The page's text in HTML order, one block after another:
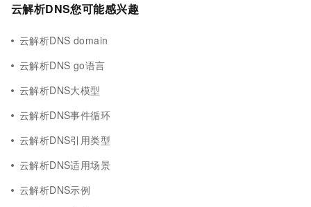
云解析DNS您可能感兴趣
云解析DNS domain
云解析DNS go语言
云解析DNS大模型
云解析DNS事件循环
云解析DNS引用类型
云解析DNS适用场景
云解析DNS示例